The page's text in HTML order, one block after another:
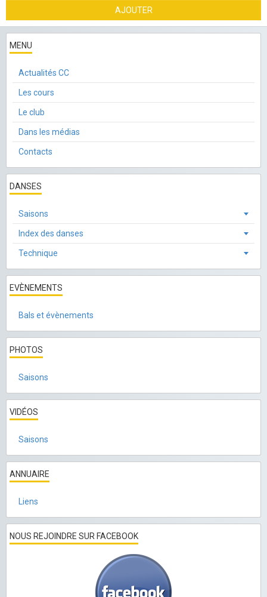
AJOUTER
MENU
Actualités CC
Les cours
Le club
Dans les médias
Contacts
DANSES
Saisons
Index des danses
Technique
EVÈNEMENTS
Bals et évènements
PHOTOS
Saisons
VIDÉOS
Saisons
ANNUAIRE
Liens
NOUS REJOINDRE SUR FACEBOOK